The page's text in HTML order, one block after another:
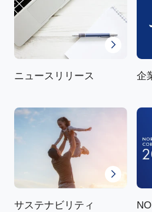
ニュースリリース 企
サステナビリティ